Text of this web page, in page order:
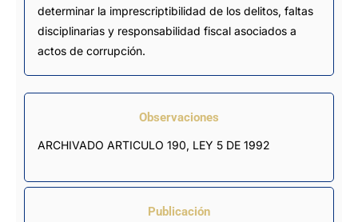
determinar la imprescriptibilidad de los delitos, faltas
disciplinarias y responsabilidad fiscal asociados a
actos de corrupción.
Observaciones
ARCHIVADO ARTICULO 190, LEY 5 DE 1992
Publicación